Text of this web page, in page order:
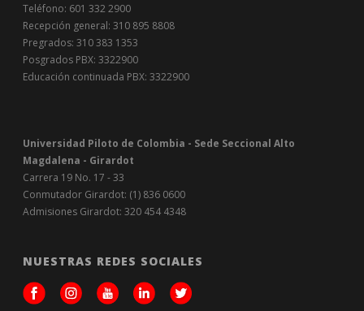
Teléfono: 601 332 2900
Recepción general: 310 895 8808
Pregrados: 310 383 1353
Posgrados PBX: 3322900
Educación continuada PBX: 3322900
Universidad Piloto de Colombia - Sede Seccional Alto
Magdalena - Girardot
Carrera 19 No. 17 - 33
Conmutador Girardot: (1) 836 0600
Admisiones Girardot: 320 454 4348
NUESTRAS REDES SOCIALES